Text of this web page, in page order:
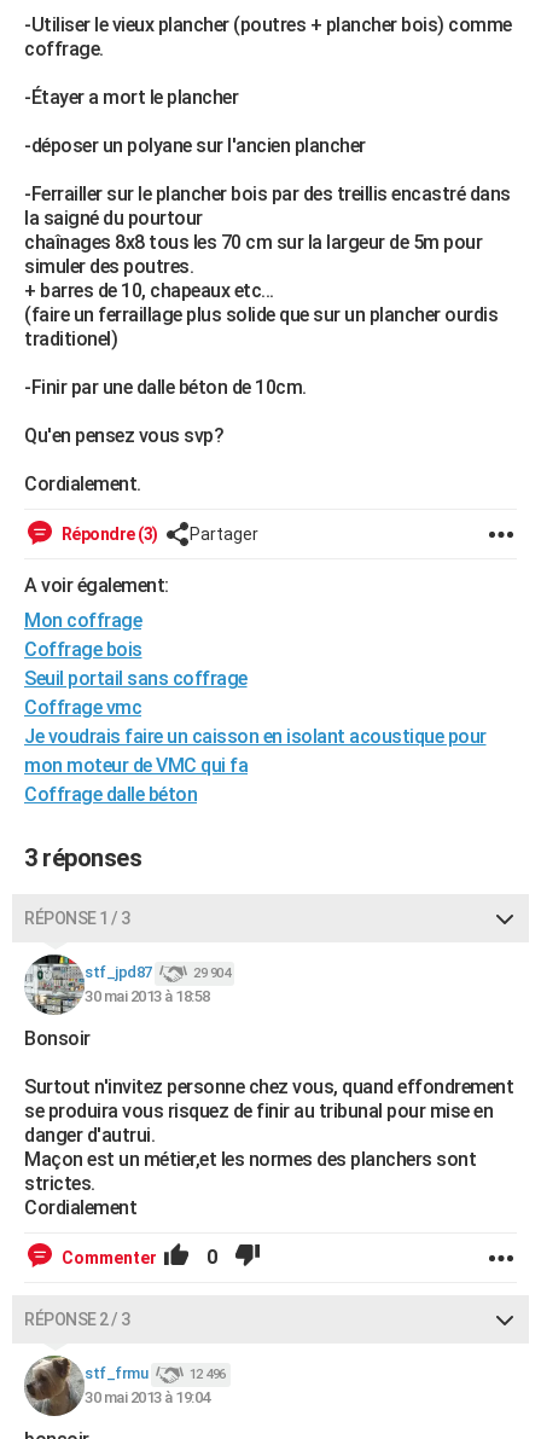
Carte de Noël
Carte Bonne année
Carte Saint-Valentin
Carte Pâques
Carte d'anniversaire
DICTIONNAIRE
Dictionnaire
Biographies
Citations
Expressions
Proverbes
PROGRAMME TV
COPAINS D'AVANT
AVIS DE DÉCÈS
FORUM
Bricolage
Lifestyle
Culture
Sport
Auto
Television
Voyage
Cinema
-Utiliser le vieux plancher (poutres + plancher bois) comme
coffrage.
-Étayer a mort le plancher
-déposer un polyane sur l'ancien plancher
-Ferrailler sur le plancher bois par des treillis encastré dans
la saigné du pourtour
chaînages 8x8 tous les 70 cm sur la largeur de 5m pour
simuler des poutres.
+ barres de 10, chapeaux etc...
(faire un ferraillage plus solide que sur un plancher ourdis
traditionel)
-Finir par une dalle béton de 10cm.
Qu'en pensez vous svp?
Cordialement.
Répondre (3) Partager
A voir également:
Mon coffrage
Coffrage bois
Seuil portail sans coffrage
Coffrage vmc
Je voudrais faire un caisson en isolant acoustique pour
mon moteur de VMC qui fa
Coffrage dalle béton
3 réponses
RÉPONSE 1 / 3
stf_jpd87 29 904
30 mai 2013 à 18:58
Bonsoir
Surtout n'invitez personne chez vous, quand effondrement
se produira vous risquez de finir au tribunal pour mise en
danger d'autrui.
Maçon est un métier,et les normes des planchers sont
strictes.
Cordialement
Commenter 0
RÉPONSE 2 / 3
stf_frmu 12 496
30 mai 2013 à 19:04